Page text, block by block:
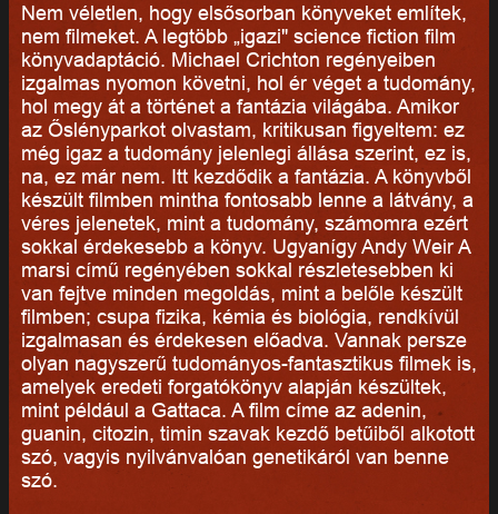
Nem véletlen, hogy elsősorban könyveket említek,
nem filmeket. A legtöbb „igazi" science fiction film
könyvadaptáció. Michael Crichton regényeiben
izgalmas nyomon követni, hol ér véget a tudomány,
hol megy át a történet a fantázia világába. Amikor
az Őslényparkot olvastam, kritikusan figyeltem: ez
még igaz a tudomány jelenlegi állása szerint, ez is,
na, ez már nem. Itt kezdődik a fantázia. A könyvből
készült filmben mintha fontosabb lenne a látvány, a
véres jelenetek, mint a tudomány, számomra ezért
sokkal érdekesebb a könyv. Ugyanígy Andy Weir A
marsi című regényében sokkal részletesebben ki
van fejtve minden megoldás, mint a belőle készült
filmben; csupa fizika, kémia és biológia, rendkívül
izgalmasan és érdekesen előadva. Vannak persze
olyan nagyszerű tudományos-fantasztikus filmek is,
amelyek eredeti forgatókönyv alapján készültek,
mint például a Gattaca. A film címe az adenin,
guanin, citozin, timin szavak kezdő betűiből alkotott
szó, vagyis nyilvánvalóan genetikáról van benne
szó.